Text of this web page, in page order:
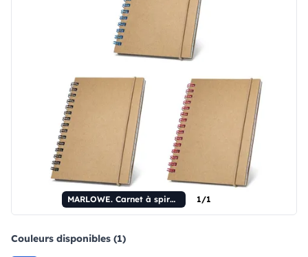
MARLOWE. Carnet à spirale de poche 1/1
Couleurs disponibles (1)